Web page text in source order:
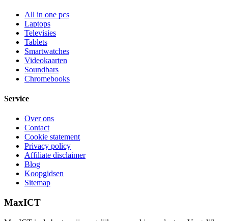
All in one pcs
Laptops
Televisies
Tablets
Smartwatches
Videokaarten
Soundbars
Chromebooks
Service
Over ons
Contact
Cookie statement
Privacy policy
Affiliate disclaimer
Blog
Koopgidsen
Sitemap
MaxICT